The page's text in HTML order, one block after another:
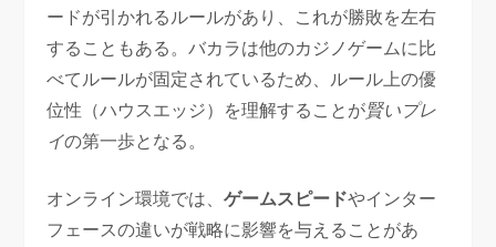
ードが引かれるルールがあり、これが勝敗を左右
することもある。バカラは他のカジノゲームに比
べてルールが固定されているため、ルール上の優
位性（ハウスエッジ）を理解することが賢いプレ
イの第一歩となる。
オンライン環境では、ゲームスピードやインター
フェースの違いが戦略に影響を与えることがあ